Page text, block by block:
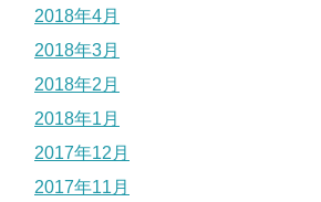
2018年4月
2018年3月
2018年2月
2018年1月
2017年12月
2017年11月